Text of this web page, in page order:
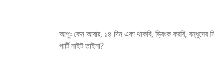
আপুঃ কেন আবার, ১৪ দিন একা থাকবি, ড্রিংক করবি, বন্ধুদের
পার্টি নাইট তাইনা?